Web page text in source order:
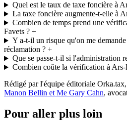
Quel est le taux de taxe foncière à
La taxe foncière augmente-t-elle à
Combien de temps prend une
Favets ? +
Y a-t-il un risque qu'on me
réclamation ? +
Que se passe-t-il si l'administration
Combien coûte la vérification à Ars-
Rédigé par l'équipe éditoriale
Manon Bellin et Me Gary Cahn,
Pour aller plus loin